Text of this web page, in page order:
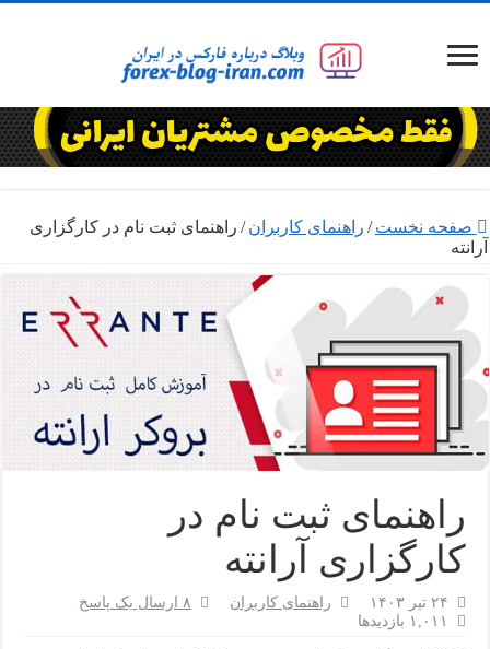
صفحه نخست / راهنمای کاربران / راهنمای ثبت نام در کارگزاری
آرانته
راهنمای ثبت نام در
کارگزاری آرانته
۲۴ تیر ۱۴۰۳ راهنمای کاربران
۸ ارسال یک پاسخ
۱,۰۱۱ بازدیدها